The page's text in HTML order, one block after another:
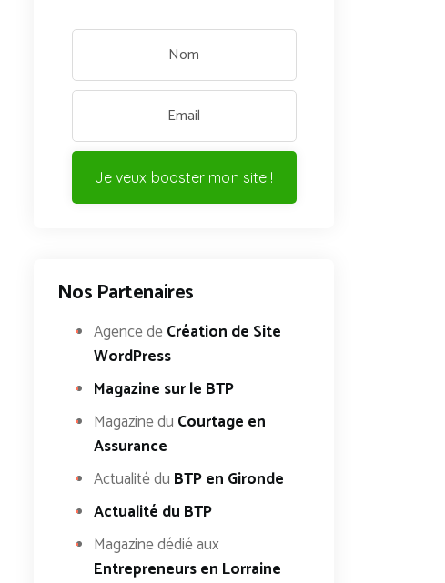
Je veux booster mon site !
Nos Partenaires
Agence deCréation de Site
WordPress
Magazine sur le BTP
Magazine du Courtage en
Assurance
Actualité du BTP en Gironde
Actualité du BTP
Magazine dédié aux
Entrepreneurs en Lorraine